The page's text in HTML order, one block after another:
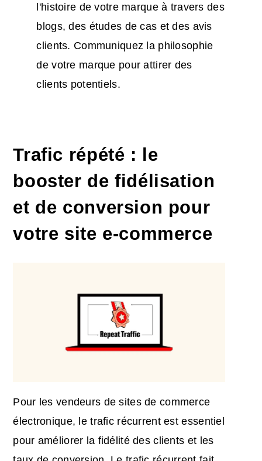
l'histoire de votre marque à travers des
blogs, des études de cas et des avis
clients. Communiquez la philosophie
de votre marque pour attirer des
clients potentiels.
Trafic répété : le
booster de fidélisation
et de conversion pour
votre site e-commerce
Pour les vendeurs de sites de commerce
électronique, le trafic récurrent est essentiel
pour améliorer la fidélité des clients et les